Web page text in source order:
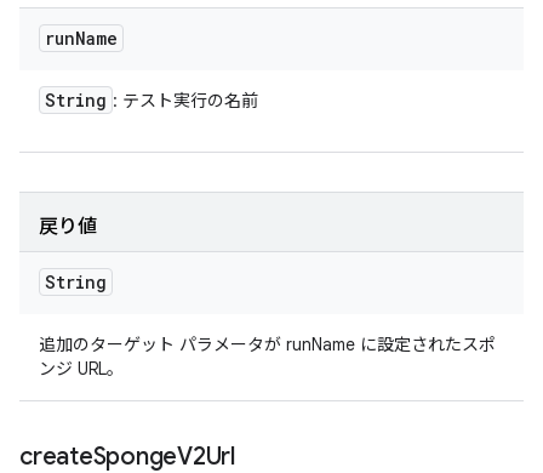
runName
String : テスト実行の名前
戻り値
String
追加のターゲット パラメータが runName に設定されたスポ
ンジ URL。
createSpongeV2Url